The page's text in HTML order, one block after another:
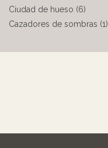
Ciudad de hueso (6)
Cazadores de sombras (1)